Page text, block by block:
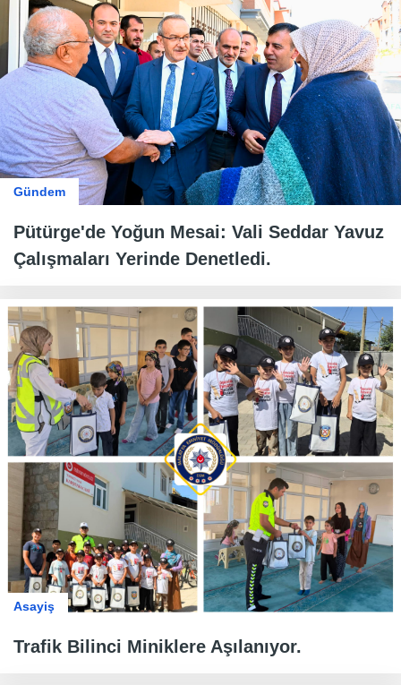
Gündem
Pütürge'de Yoğun Mesai: Vali Seddar Yavuz
Çalışmaları Yerinde Denetledi.
Asayiş
Trafik Bilinci Miniklere Aşılanıyor.